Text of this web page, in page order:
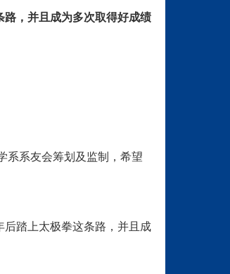
，并且成为多次取得好成绩
系系友会筹划及监制，希望
踏上太极拳这条路，并且成